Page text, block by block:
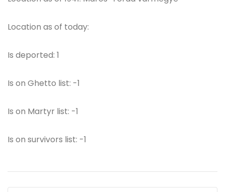
Location as of today:
Is deported: 1
Is on Ghetto list: -1
Is on Martyr list: -1
Is on survivors list: -1